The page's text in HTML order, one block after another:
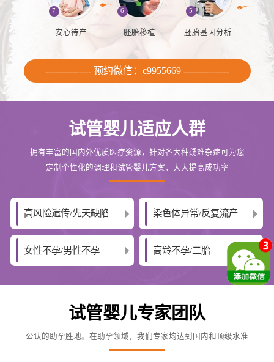
5
胚胎基因分析
6
胚胎移植
7
安心待产
--------------- 预约微信：c9955669 ---------------
试管婴儿适应人群
拥有丰富的国内外优质医疗资源，针对各大种疑难杂症可为您
定制个性化的调理和试管婴儿方案，大大提高成功率
高风险遗传/先天缺陷 染色体异常/反复流产
女性不孕/男性不孕 高龄不孕/二胎
试管婴儿专家团队
公认的助孕胜地。在助孕领域，我们专家均达到国内和顶级水准